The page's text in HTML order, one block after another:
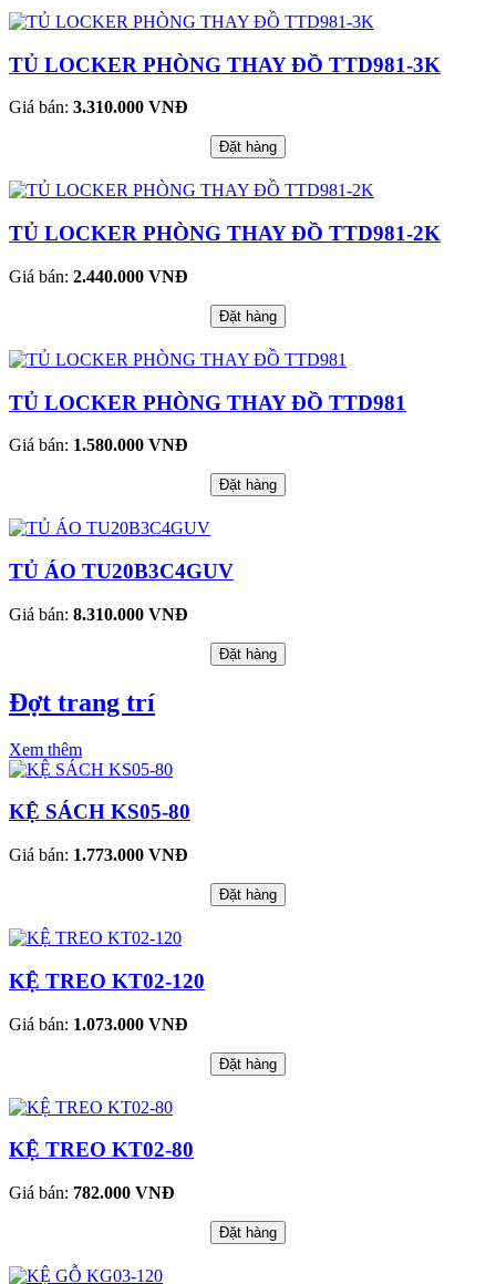
TỦ LOCKER PHÒNG THAY ĐỒ TTD981-3K
Giá bán: 3.310.000 VNĐ
Đặt hàng
TỦ LOCKER PHÒNG THAY ĐỒ TTD981-2K
Giá bán: 2.440.000 VNĐ
Đặt hàng
TỦ LOCKER PHÒNG THAY ĐỒ TTD981
Giá bán: 1.580.000 VNĐ
Đặt hàng
TỦ ÁO TU20B3C4GUV
Giá bán: 8.310.000 VNĐ
Đặt hàng
Đợt trang trí
Xem thêm
KỆ SÁCH KS05-80
Giá bán: 1.773.000 VNĐ
Đặt hàng
KỆ TREO KT02-120
Giá bán: 1.073.000 VNĐ
Đặt hàng
KỆ TREO KT02-80
Giá bán: 782.000 VNĐ
Đặt hàng